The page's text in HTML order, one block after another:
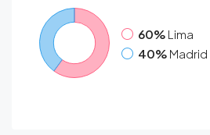
60% Lima
40% Madrid